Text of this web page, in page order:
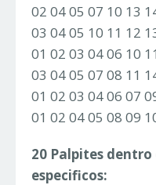
02 04 05 07 10 13
03 04 05 10 11 12
01 02 03 04 06 10
03 04 05 07 08 11
01 02 03 04 06 07
01 02 04 05 08 09
20 Palpites
especificos: